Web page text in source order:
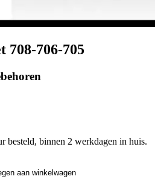
708-706-705
besteld, binnen 2 werkdagen in huis.
aan winkelwagen